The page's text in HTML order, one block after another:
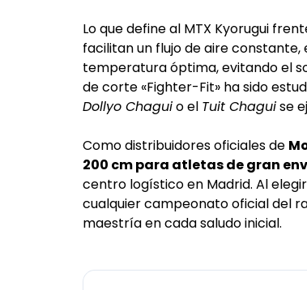
Lo que define al MTX Kyorugui
facilitan un flujo de aire
temperatura óptima, evitando el
de corte «Fighter-Fit» ha sido
Dollyo Chaguio el Tuit Chaguise
Como distribuidores oficiales de
200 cm para atletas de gran
centro logístico en Madrid. Al
cualquier campeonato oficial del
maestría en cada saludo inicial.